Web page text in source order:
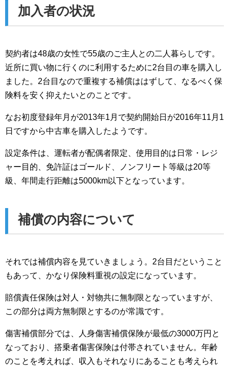
加入者の状況
契約者は48歳の女性で55歳のご主人との二人暮らしです。
近所に買い物に行くのに利用するために2台目の車を購入し
ました。2台目なので重複する補償ははずして、なるべく保
険料を安く抑えたいとのことです。
なお初度登録年月が2013年1月で契約開始日が2016年11月1
日ですから中古車を購入したようです。
設定条件は、運転者が配偶者限定、使用目的は日常・レジ
ャー目的、免許証はゴールド、ノンフリート等級は20等
級、年間走行距離は5000km以下となっています。
補償の内容について
それでは補償内容を見ていきましょう。2台目だということ
もあって、かなり保険料重視の設定になっています。
賠償責任保険は対人・対物共に無制限となっていますが、
この部分は両方無制限とするのが常識です。
傷害補償部分では、人身傷害補償保険が最低の3000万円と
なっており、搭乗者傷害保険は付帯されていません。年齢
のことを考えれば、収入もそれなりにあることも考えられ